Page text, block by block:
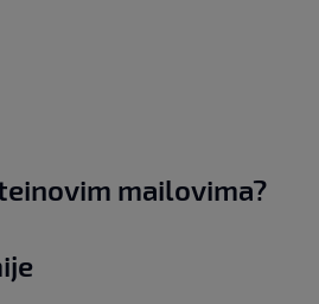
mailovima?